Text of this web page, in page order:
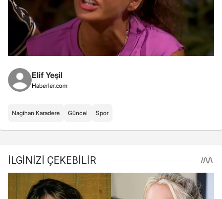
Elif Yeşil
Haberler.com
Nagihan Karadere Güncel Spor